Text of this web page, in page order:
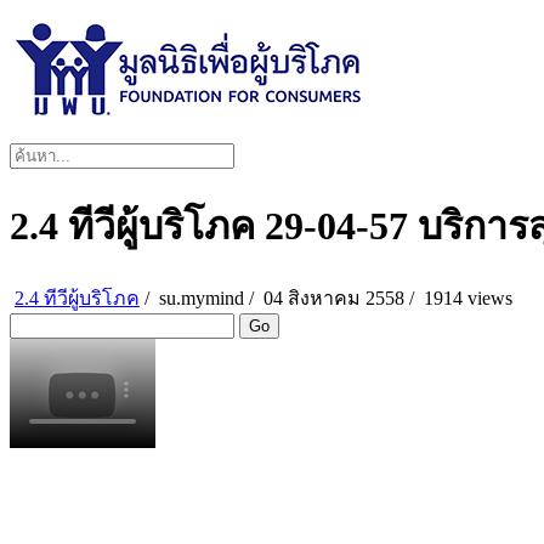
2.4 ทีวีผู้บริโภค 29-04-57 บริกา
2.4 ทีวีผู้บริโภค / su.mymind / 04 สิงหาคม 2558 / 1914 views
Go